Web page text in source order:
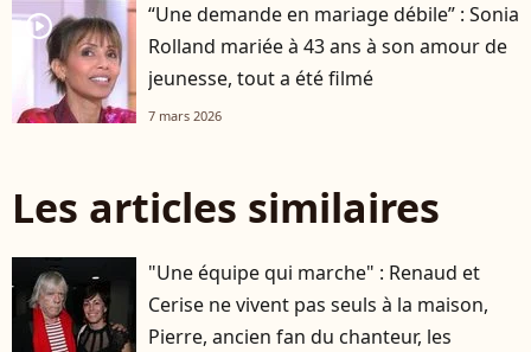
player2
“Une demande en mariage débile” : Sonia
Rolland mariée à 43 ans à son amour de
jeunesse, tout a été filmé
7 mars 2026
Les articles similaires
"Une équipe qui marche" : Renaud et
Cerise ne vivent pas seuls à la maison,
Pierre, ancien fan du chanteur, les